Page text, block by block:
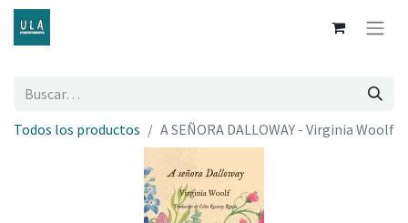
Todos los productos A SEÑORA DALLOWAY - Virginia Woolf